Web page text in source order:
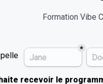
Formation Vibe